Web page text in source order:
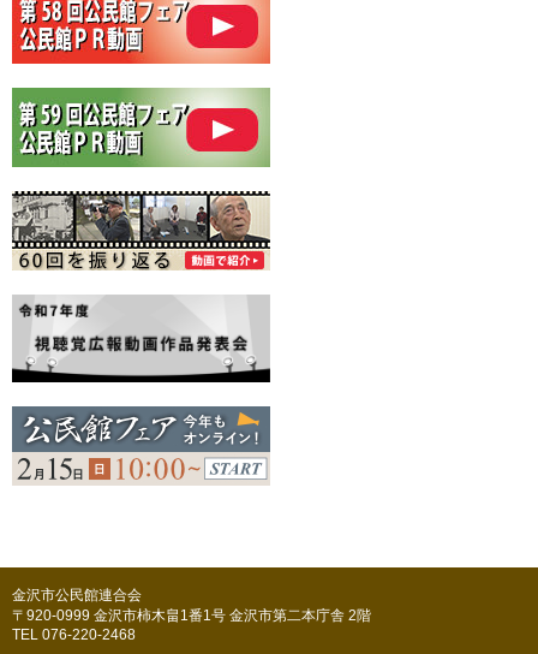
金沢市公民館連合会
〒920-0999 金沢市柿木畠1番1号 金沢市第二本庁舎 2階
TEL 076-220-2468